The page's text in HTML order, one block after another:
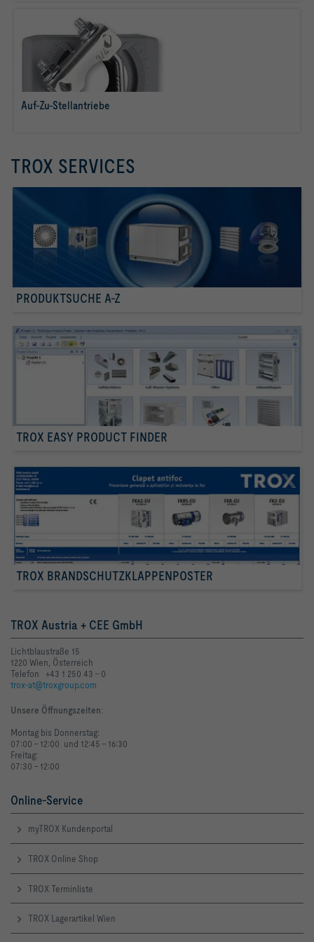
Auf-Zu-Stellantriebe
TROX SERVICES
PRODUKTSUCHE A-Z
TROX EASY PRODUCT FINDER
TROX BRANDSCHUTZKLAPPENPOSTER
TROX Austria + CEE GmbH
Lichtblaustraße 15
1220 Wien, Österreich
Telefon +43 1 250 43 - 0
trox-at@troxgroup.com
Unsere Öffnungszeiten:
Montag bis Donnerstag:
07:00 - 12:00 und 12:45 - 16:30
Freitag:
07:30 - 12:00
Online-Service
myTROX Kundenportal
TROX Online Shop
TROX Terminliste
TROX Lagerartikel Wien